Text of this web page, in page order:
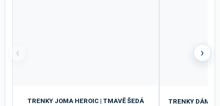
‹
TRENKY JOMA HEROIC | TMAVĚ ŠEDÁ TRENKY
›